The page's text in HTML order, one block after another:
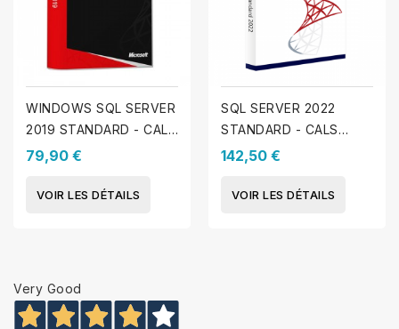
WINDOWS SQL SERVER
2019 STANDARD - CALS
INCLUS
79,90 €
VOIR LES DÉTAILS
SQL SERVER 2022
STANDARD - CALS
INCLUSES
142,50 €
VOIR LES DÉTAILS
Very Good